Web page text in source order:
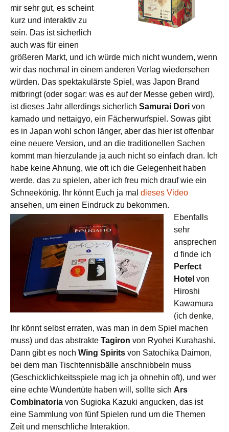
mir sehr gut, es scheint
kurz und interaktiv zu
sein. Das ist sicherlich
auch was für einen
größeren Markt, und ich würde mich nicht wundern, wenn
wir das nochmal in einem anderen Verlag wiedersehen
würden. Das spektakulärste Spiel, was Japon Brand
mitbringt (oder sogar: was es auf der Messe geben wird),
ist dieses Jahr allerdings sicherlich Samurai Dori von
kamado und nettaigyo, ein Fächerwurfspiel. Sowas gibt
es in Japan wohl schon länger, aber das hier ist offenbar
eine neuere Version, und an die traditionellen Sachen
kommt man hierzulande ja auch nicht so einfach dran. Ich
habe keine Ahnung, wie oft ich die Gelegenheit haben
werde, das zu spielen, aber ich freu mich drauf wie ein
Schneekönig. Ihr könnt Euch ja mal dieses Video
ansehen, um einen Eindruck zu bekommen.
Ebenfalls
sehr
ansprechen
d finde ich
Perfect
Hotel von
Hiroshi
Kawamura
(ich denke,
Ihr könnt selbst erraten, was man in dem Spiel machen
muss) und das abstrakte Tagiron von Ryohei Kurahashi.
Dann gibt es noch Wing Spirits von Satochika Daimon,
bei dem man Tischtennisbälle anschnibbeln muss
(Geschicklichkeitsspiele mag ich ja ohnehin oft), und wer
eine echte Wundertüte haben will, sollte sich Ars
Combinatoria von Sugioka Kazuki angucken, das ist
eine Sammlung von fünf Spielen rund um die Themen
Zeit und menschliche Interaktion.